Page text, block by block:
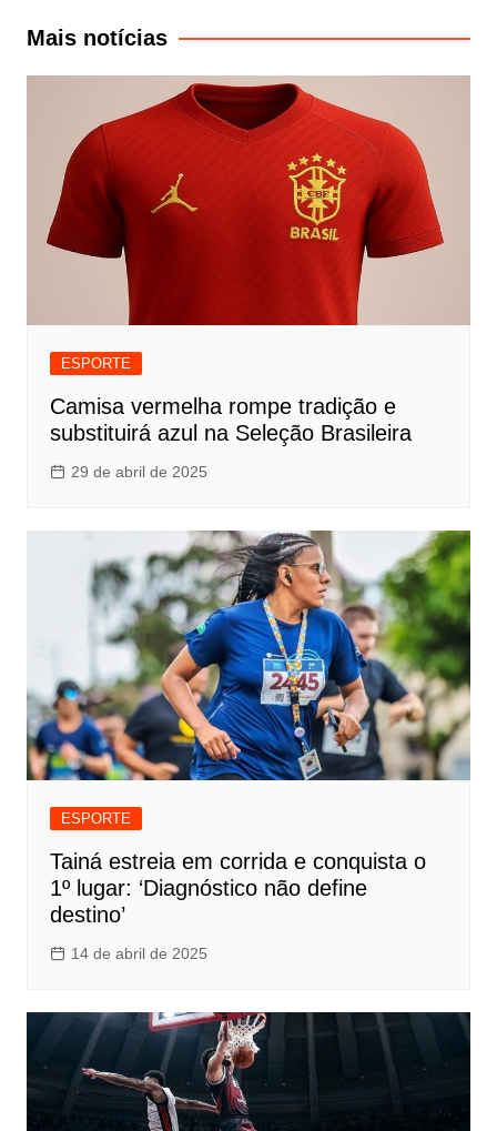
Post
Mais notícias
ESPORTE
Camisa vermelha rompe tradição e
substituirá azul na Seleção Brasileira
29 de abril de 2025
ESPORTE
Tainá estreia em corrida e conquista o
1º lugar: ‘Diagnóstico não define
destino’
14 de abril de 2025